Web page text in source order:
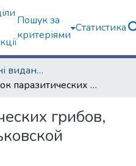
Пошук за
критеріями
Статистика
9. Рідкісні та цінні видання
Список паразитических грибов, собранных в Харьковской губернии
грибов,